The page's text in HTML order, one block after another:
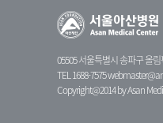
05505 서울특별시 송파구 올
TEL 1688-7575
Copyright@2014 by Asan